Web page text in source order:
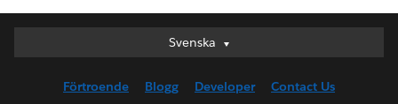
Svenska
Svenska
English (UK)
Förtroende Blogg Developer Contact Us